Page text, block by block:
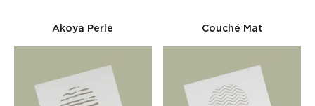
Akoya Perle Couché Mat